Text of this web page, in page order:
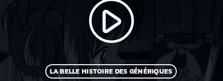
play_arrow
LA BELLE HISTOIRE DES GÉNÉRIQUES